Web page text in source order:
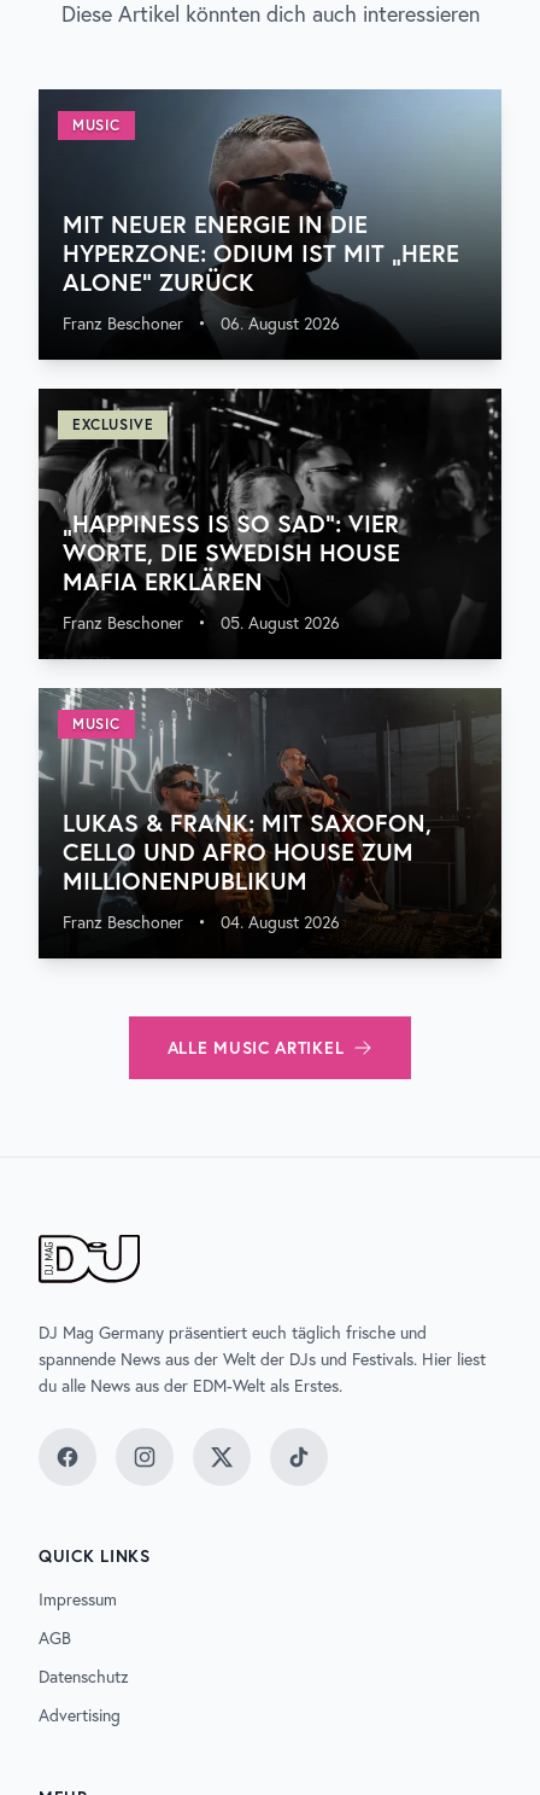
Diese Artikel könnten dich auch interessieren
MUSIC
MIT NEUER ENERGIE IN DIE
HYPERZONE: ODIUM IST MIT „HERE
ALONE“ ZURÜCK
Franz Beschoner • 06. August 2026
EXCLUSIVE
„HAPPINESS IS SO SAD“: VIER
WORTE, DIE SWEDISH HOUSE
MAFIA ERKLÄREN
Franz Beschoner • 05. August 2026
MUSIC
LUKAS & FRANK: MIT SAXOFON,
CELLO UND AFRO HOUSE ZUM
MILLIONENPUBLIKUM
Franz Beschoner • 04. August 2026
ALLE MUSIC ARTIKEL
DJ Mag Germany präsentiert euch täglich frische und
spannende News aus der Welt der DJs und Festivals. Hier liest
du alle News aus der EDM-Welt als Erstes.
FacebookInstagramTwitter TikTok
QUICK LINKS
Impressum
AGB
Datenschutz
Advertising